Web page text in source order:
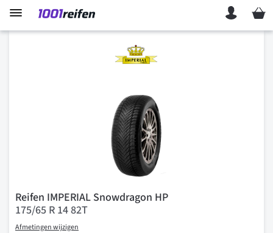
Mein
Reifen IMPERIAL Snowdragon HP
175/65 R 14 82T
Afmetingen wijzigen